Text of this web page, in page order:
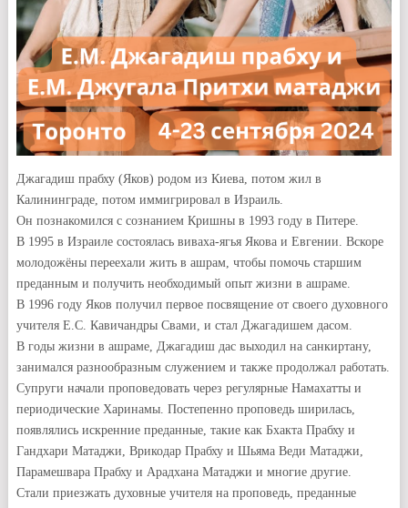
Джагадиш прабху (Яков) родом из Киева, потом жил в
Калининграде, потом иммигрировал в Израиль.
Он познакомился с сознанием Кришны в 1993 году в Питере.
В 1995 в Израиле состоялась виваха-ягья Якова и Евгении. Вскоре
молодожёны переехали жить в ашрам, чтобы помочь старшим
преданным и получить необходимый опыт жизни в ашраме.
В 1996 году Яков получил первое посвящение от своего духовного
учителя Е.С. Кавичандры Свами, и стал Джагадишем дасом.
В годы жизни в ашраме, Джагадиш дас выходил на санкиртану,
занимался разнообразным служением и также продолжал работать.
Супруги начали проповедовать через регулярные Намахатты и
периодические Харинамы. Постепенно проповедь ширилась,
появлялись искренние преданные, такие как Бхакта Прабху и
Гандхари Матаджи, Врикодар Прабху и Шьяма Веди Матаджи,
Парамешвара Прабху и Арадхана Матаджи и многие другие.
Стали приезжать духовные учителя на проповедь, преданные